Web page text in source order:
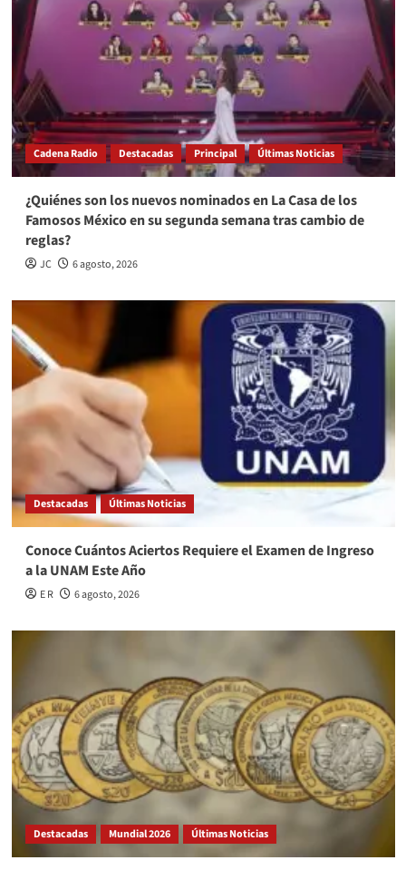
Cadena Radio Destacadas Principal Últimas Noticias
¿Quiénes son los nuevos nominados en La Casa de los
Famosos México en su segunda semana tras cambio de
reglas?
JC 6 agosto, 2026
Destacadas Últimas Noticias
Conoce Cuántos Aciertos Requiere el Examen de Ingreso
a la UNAM Este Año
E R 6 agosto, 2026
Destacadas Mundial 2026 Últimas Noticias